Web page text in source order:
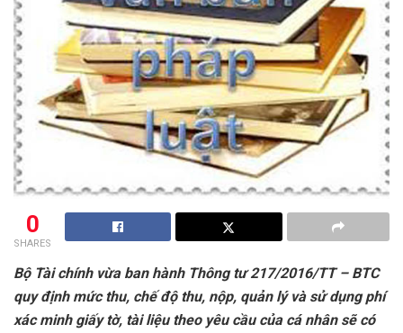
0
SHARES
Bộ Tài chính vừa ban hành Thông tư 217/2016/TT – BTC
quy định mức thu, chế độ thu, nộp, quản lý và sử dụng phí
xác minh giấy tờ, tài liệu theo yêu cầu của cá nhân sẽ có